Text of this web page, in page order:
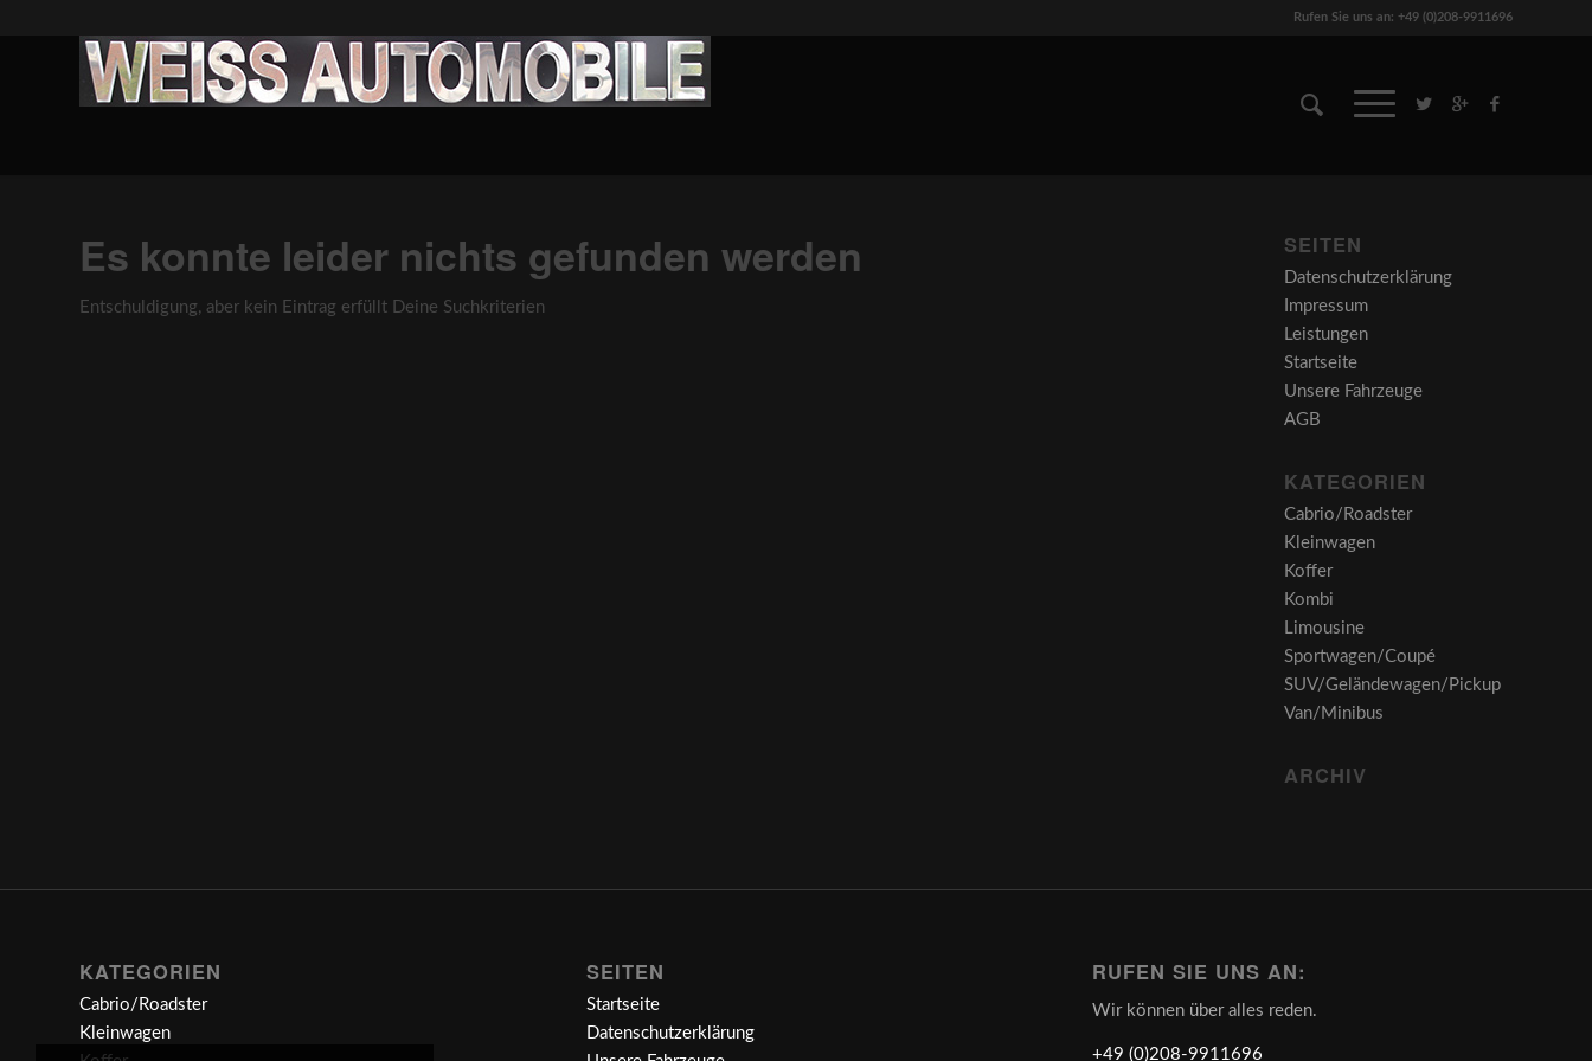
Rufen Sie uns an: +49 (0)208-9911696
Es konnte leider nichts gefunden werden
Entschuldigung, aber kein Eintrag erfüllt Deine Suchkriterien
SEITEN
Datenschutzerklärung
Impressum
Leistungen
Startseite
Unsere Fahrzeuge
AGB
KATEGORIEN
Cabrio/Roadster
Kleinwagen
Koffer
Kombi
Limousine
Sportwagen/Coupé
SUV/Geländewagen/Pickup
Van/Minibus
ARCHIV
KATEGORIEN
Cabrio/Roadster
Kleinwagen
SEITEN
Startseite
Datenschutzerklärung
RUFEN SIE UNS AN:
Wir können über alles reden.
+49 (0)208-9911696